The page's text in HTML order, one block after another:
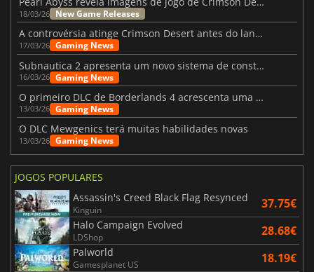
18/03/26 New Game Releases
A controvérsia atinge Crimson Desert antes do lançamento
17/03/26 Gaming News
Subnautica 2 apresenta um novo sistema de construção de bases
16/03/26 Gaming News
O primeiro DLC de Borderlands 4 acrescenta uma nova personagem e muito mais
13/03/26 Gaming News
O DLC Mewgenics terá muitas habilidades novas
13/03/26 Gaming News
JOGOS POPULARES
Assassin's Creed Black Flag Resynced
Kinguin 37.75€
Halo Campaign Evolved
LDShop 28.68€
Palworld
Gamesplanet US 18.19€